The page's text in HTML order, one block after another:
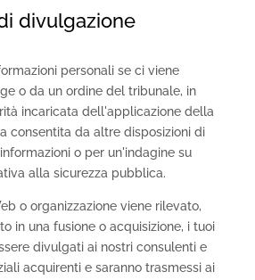
divulgazione
personali se ci viene
o da un ordine del tribunale, in
incaricata dell'applicazione della
consentita da altre disposizioni di
o per un'indagine su
alla sicurezza pubblica.
o organizzazione viene rilevato,
in una fusione o acquisizione, i tuoi
divulgati ai nostri consulenti e
acquirenti e saranno trasmessi ai